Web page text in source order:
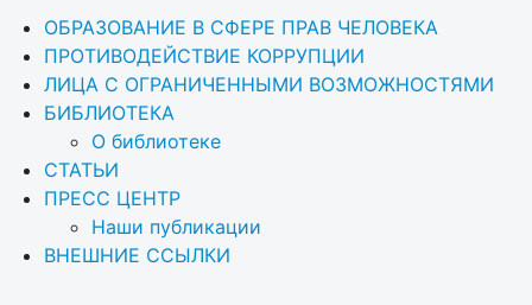
ОБРАЗОВАНИЕ В СФЕРЕ ПРАВ ЧЕЛОВЕКА
ПРОТИВОДЕЙСТВИЕ КОРРУПЦИИ
ЛИЦА С ОГРАНИЧЕННЫМИ ВОЗМОЖНОСТЯМИ
БИБЛИОТЕКА
О библиотеке
СТАТЬИ
ПРЕСС ЦЕНТР
Наши публикации
ВНЕШНИЕ ССЫЛКИ